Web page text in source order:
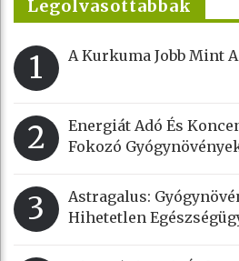
Legolvasottabbak
1 A Kurkuma Jobb Mint
2
Energiát Adó És
Fokozó
3
Astragalus:
Hihetetlen